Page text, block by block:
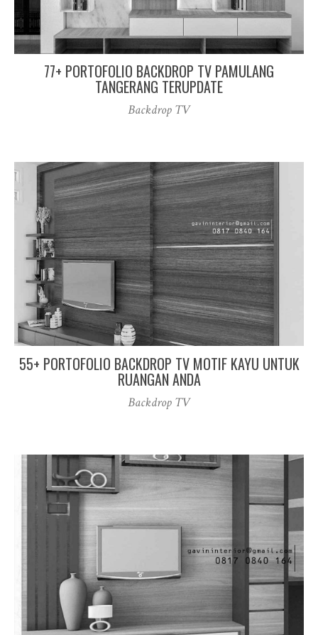
77+ PORTOFOLIO BACKDROP TV PAMULANG
TANGERANG TERUPDATE
Backdrop TV
55+ PORTOFOLIO BACKDROP TV MOTIF KAYU UNTUK
RUANGAN ANDA
Backdrop TV